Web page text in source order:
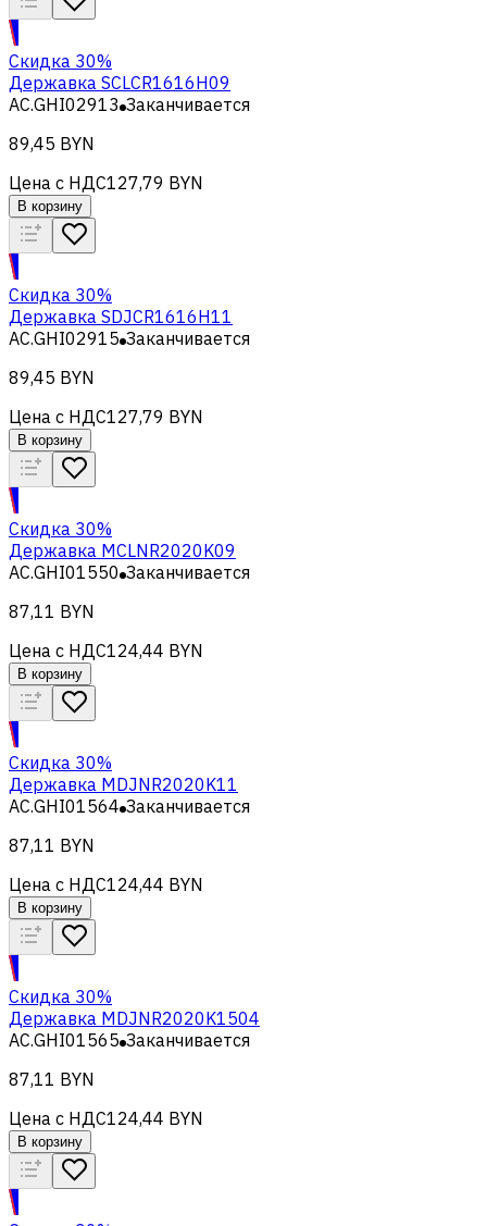
Скидка 30%
Державка SCLCR1616H09
AC.GHI02913 Заканчивается
89,45 BYN
Цена с НДС127,79 BYN
В корзину
Скидка 30%
Державка SDJCR1616H11
AC.GHI02915 Заканчивается
89,45 BYN
Цена с НДС127,79 BYN
В корзину
Скидка 30%
Державка MCLNR2020K09
AC.GHI01550 Заканчивается
87,11 BYN
Цена с НДС124,44 BYN
В корзину
Скидка 30%
Державка MDJNR2020K11
AC.GHI01564 Заканчивается
87,11 BYN
Цена с НДС124,44 BYN
В корзину
Скидка 30%
Державка MDJNR2020K1504
AC.GHI01565 Заканчивается
87,11 BYN
Цена с НДС124,44 BYN
В корзину